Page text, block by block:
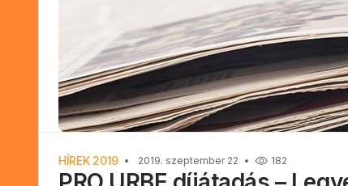
HÍREK 2019 2019. szeptember 22 182